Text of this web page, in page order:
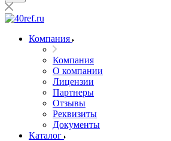
Компания
Компания
О компании
Лицензии
Партнеры
Отзывы
Реквизиты
Документы
Каталог